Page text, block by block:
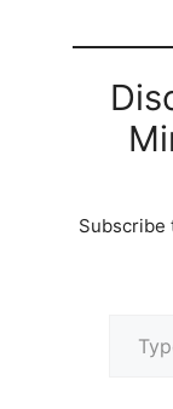
Subscribe